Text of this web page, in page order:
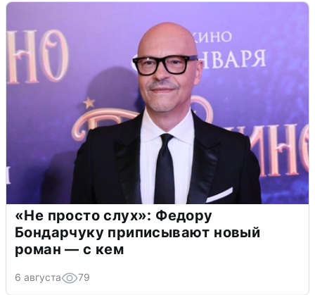
«Не просто слух»: Федору
Бондарчуку приписывают новый
роман — с кем
6 августа 79